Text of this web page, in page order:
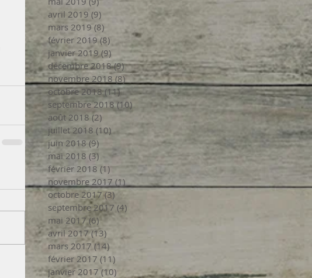
avril 2019 (9)
mars 2019 (8) 8 posts
février 2019 (8) 8 posts
janvier 2019 (9) 9 posts
décembre 2018 (9)9 posts
novembre 2018 (8)8 posts
octobre 2018 (11)11 posts
septembre 2018 (10) 10 posts
août 2018 (2) 2 posts
juillet 2018 (10) 10 posts
juin 2018 (9)
mai 2018 (3) 3 posts
février 2018 (1)1 post
novembre 2017 (1)
octobre 2017 (3) 3 posts
septembre 2017 (4)
mai 2017 (6)6 posts
avril 2017 (13)
mars 2017 (14)
février 2017 (11)
janvier 2017 (10) 10 posts